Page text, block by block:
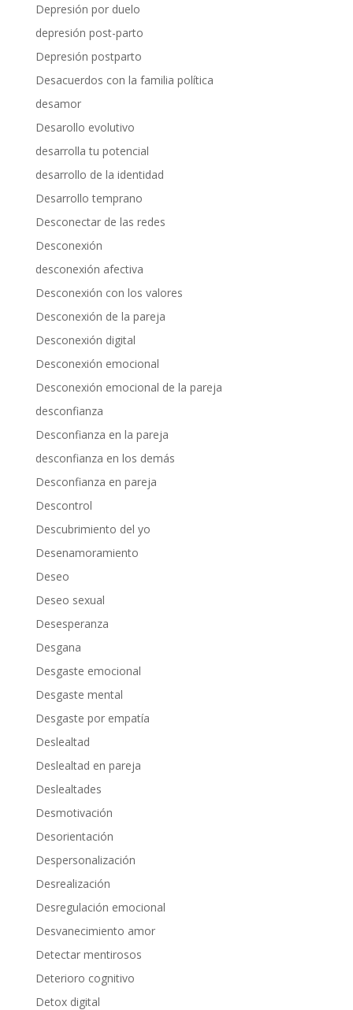
Depresión por duelo
depresión post-parto
Depresión postparto
Desacuerdos con la familia política
desamor
Desarollo evolutivo
desarrolla tu potencial
desarrollo de la identidad
Desarrollo temprano
Desconectar de las redes
Desconexión
desconexión afectiva
Desconexión con los valores
Desconexión de la pareja
Desconexión digital
Desconexión emocional
Desconexión emocional de la pareja
desconfianza
Desconfianza en la pareja
desconfianza en los demás
Desconfianza en pareja
Descontrol
Descubrimiento del yo
Desenamoramiento
Deseo
Deseo sexual
Desesperanza
Desgana
Desgaste emocional
Desgaste mental
Desgaste por empatía
Deslealtad
Deslealtad en pareja
Deslealtades
Desmotivación
Desorientación
Despersonalización
Desrealización
Desregulación emocional
Desvanecimiento amor
Detectar mentirosos
Deterioro cognitivo
Detox digital